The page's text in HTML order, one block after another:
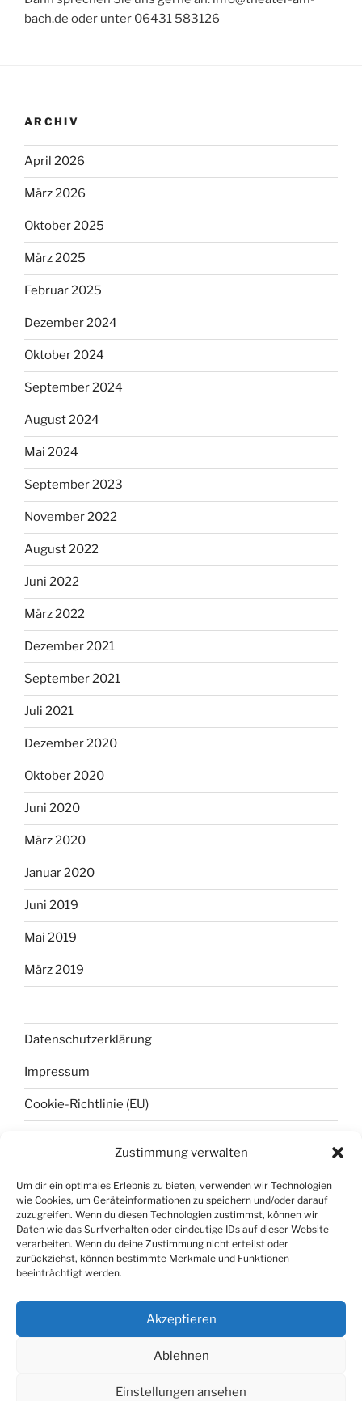
Zustimmung verwalten
Um dir ein optimales Erlebnis zu bieten, verwenden wir Technologien
wie Cookies, um Geräteinformationen zu speichern und/oder darauf
zuzugreifen. Wenn du diesen Technologien zustimmst, können wir
Daten wie das Surfverhalten oder eindeutige IDs auf dieser Website
verarbeiten. Wenn du deine Zustimmung nicht erteilst oder
zurückziehst, können bestimmte Merkmale und Funktionen
beeinträchtigt werden.
Akzeptieren
Ablehnen
Einstellungen ansehen
bach.de oder unter 06431 583126
ARCHIV
April 2026
März 2026
Oktober 2025
März 2025
Februar 2025
Dezember 2024
Oktober 2024
September 2024
August 2024
Mai 2024
September 2023
November 2022
August 2022
Juni 2022
März 2022
Dezember 2021
September 2021
Juli 2021
Dezember 2020
Oktober 2020
Juni 2020
März 2020
Januar 2020
Juni 2019
Mai 2019
März 2019
Datenschutzerklärung
Impressum
Cookie-Richtlinie (EU)
Anmelden
Eintrags-Feed
Kommentar-Feed
WordPress.org
Datenschutzerklärung
Mit Stolz präsentiert von